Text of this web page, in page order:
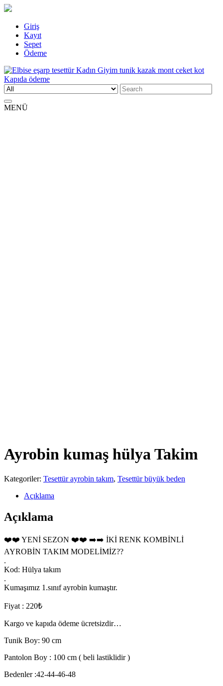
Skip
content
Giriş
Kayıt
Sepet
Ödeme
Elbise eşarp tesettür Kadın Giyim tunik kazak mont ceket kot Kapıda
ödeme
Kadın Giyim üzerine alışveriş sitesi
Search
for:
MENÜ
Ayrobin kumaş hülya Takim
Kategoriler: Tesettür ayrobin takım, Tesettür büyük beden
Açıklama
Açıklama
❤️❤️ YENİ SEZON ❤️❤️ ➡️➡️ İKİ RENK KOMBİNLİ
AYROBİN TAKIM MODELİMİZ??
.
Kod: Hülya takım
.
Kumaşımız 1.sınıf ayrobin kumaştır.
Fiyat : 220₺
Kargo ve kapıda ödeme ücretsizdir…
Tunik Boy: 90 cm
Pantolon Boy : 100 cm ( beli lastiklidir )
Bedenler :42-44-46-48